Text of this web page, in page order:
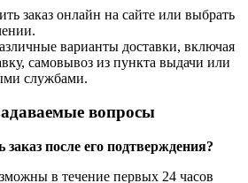
заказ онлайн на сайте или выбрать
варианты доставки, включая
самовывоз из пункта выдачи или
службами.
вопросы
заказ после его подтверждения?
в течение первых 24 часов